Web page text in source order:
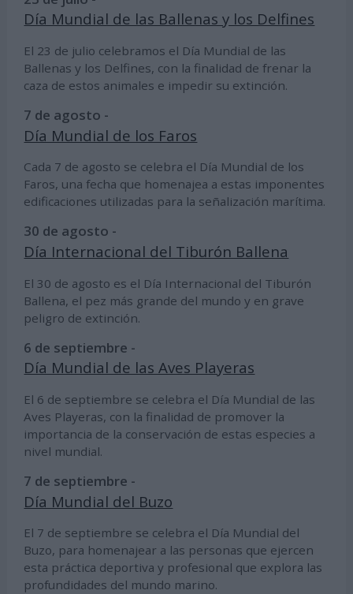
Día Mundial de las Ballenas y los Delfines
El 23 de julio celebramos el Día Mundial de las
Ballenas y los Delfines, con la finalidad de frenar la
caza de estos animales e impedir su extinción.
7 de agosto -
Día Mundial de los Faros
Cada 7 de agosto se celebra el Día Mundial de los
Faros, una fecha que homenajea a estas imponentes
edificaciones utilizadas para la señalización marítima.
30 de agosto -
Día Internacional del Tiburón Ballena
El 30 de agosto es el Día Internacional del Tiburón
Ballena, el pez más grande del mundo y en grave
peligro de extinción.
6 de septiembre -
Día Mundial de las Aves Playeras
El 6 de septiembre se celebra el Día Mundial de las
Aves Playeras, con la finalidad de promover la
importancia de la conservación de estas especies a
nivel mundial.
7 de septiembre -
Día Mundial del Buzo
El 7 de septiembre se celebra el Día Mundial del
Buzo, para homenajear a las personas que ejercen
esta práctica deportiva y profesional que explora las
profundidades del mundo marino.